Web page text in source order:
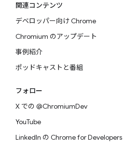
関連コンテンツ
デベロッパー向け Chrome
Chromium のアップデート
事例紹介
ポッドキャストと番組
フォロー
X での @ChromiumDev
YouTube
LinkedIn の Chrome for Developers